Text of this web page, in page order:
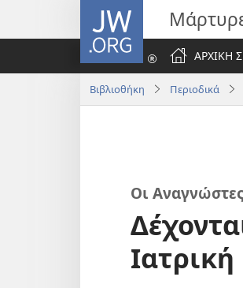
JW.ORG
ΑΡΧΙΚΗ
Βιβλιοθήκη Περιοδικά
Οι